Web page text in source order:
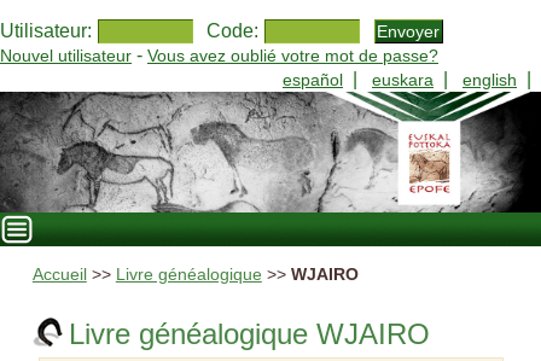
Utilisateur: Code:
Nouvel utilisateur - Vous avez oublié votre mot de passe?
español
euskara english
Accueil >> Livre généalogique >> WJAIRO
Livre généalogique WJAIRO